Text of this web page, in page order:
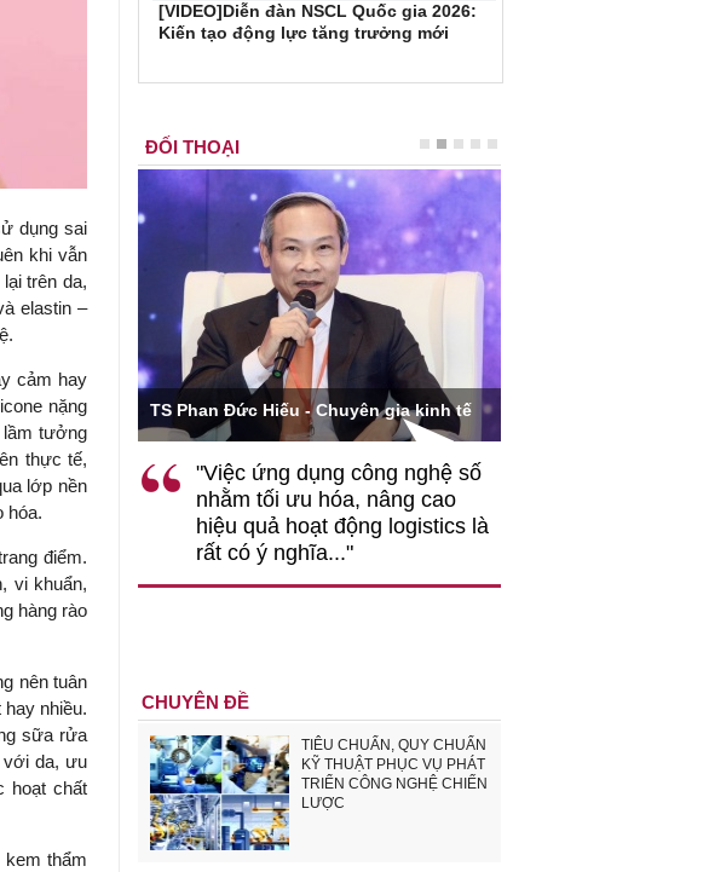
dụng sai
khi vẫn
trên da,
elastin –
cảm hay
nặng
lầm tưởng
thực tế,
lớp nền
hóa.
điểm.
vi khuẩn,
hàng rào
nên tuân
nhiều.
sữa rửa
với da, ưu
hoạt chất
thẩm
[VIDEO]Diễn đàn NSCL Quốc gia 2026:
Kiến tạo động lực tăng trưởng mới
ĐỐI THOẠI
quả chính
chỉ mang ý
mà còn
tảng cho
dài hạn.
TS Phan Đức Hiếu - Chuyên gia kinh tế
"Việc ứng dụng công nghệ số
nhằm tối ưu hóa, nâng cao
hiệu quả hoạt động logistics là
rất có ý nghĩa..."
CHUYÊN ĐỀ
TIÊU CHUẨN, QUY CHUẨN
KỸ THUẬT PHỤC VỤ PHÁT
TRIỂN CÔNG NGHỆ CHIẾN
LƯỢC